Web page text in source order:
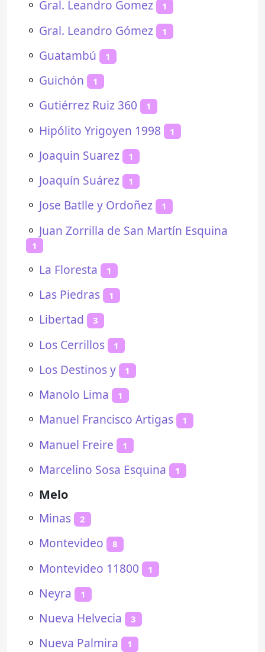
⚬ Gral. Leandro Gomez 1
⚬ Gral. Leandro Gómez 1
⚬ Guatambú 1
⚬ Guichón 1
⚬ Gutiérrez Ruiz 360 1
⚬ Hipólito Yrigoyen 1998 1
⚬ Joaquin Suarez 1
⚬ Joaquín Suárez 1
⚬ Jose Batlle y Ordoñez 1
⚬ Juan Zorrilla de San Martín Esquina
1
⚬ La Floresta 1
⚬ Las Piedras 1
⚬ Libertad 3
⚬ Los Cerrillos 1
⚬ Los Destinos y 1
⚬ Manolo Lima 1
⚬ Manuel Francisco Artigas 1
⚬ Manuel Freire 1
⚬ Marcelino Sosa Esquina 1
⚬ Melo
⚬ Minas 2
⚬ Montevideo 8
⚬ Montevideo 11800 1
⚬ Neyra 1
⚬ Nueva Helvecia 3
⚬ Nueva Palmira 1